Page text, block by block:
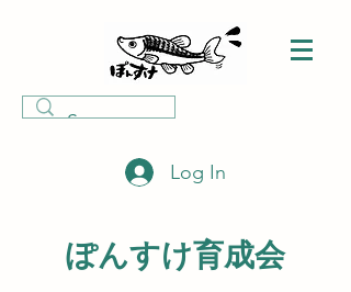
Log In
ぽんすけ育成会